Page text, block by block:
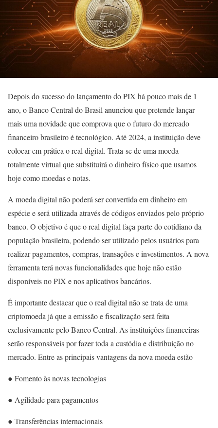
Depois do sucesso do lançamento do PIX há pouco mais de 1
ano, o Banco Central do Brasil anunciou que pretende lançar
mais uma novidade que comprova que o futuro do mercado
financeiro brasileiro é tecnológico. Até 2024, a instituição deve
colocar em prática o real digital. Trata-se de uma moeda
totalmente virtual que substituirá o dinheiro físico que usamos
hoje como moedas e notas.
A moeda digital não poderá ser convertida em dinheiro em
espécie e será utilizada através de códigos enviados pelo próprio
banco. O objetivo é que o real digital faça parte do cotidiano da
população brasileira, podendo ser utilizado pelos usuários para
realizar pagamentos, compras, transações e investimentos. A nova
ferramenta terá novas funcionalidades que hoje não estão
disponíveis no PIX e nos aplicativos bancários.
É importante destacar que o real digital não se trata de uma
criptomoeda já que a emissão e fiscalização será feita
exclusivamente pelo Banco Central. As instituições financeiras
serão responsáveis por fazer toda a custódia e distribuição no
mercado. Entre as principais vantagens da nova moeda estão
● Fomento às novas tecnologias
● Agilidade para pagamentos
● Transferências internacionais